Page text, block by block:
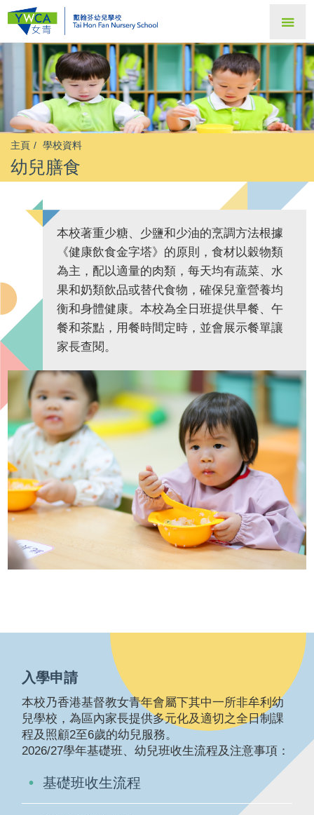
主頁 學校資料
幼兒膳食
本校著重少糖、少鹽和少油的烹調方法根據
《健康飲食金字塔》的原則，食材以穀物類
為主，配以適量的肉類，每天均有蔬菜、水
果和奶類飲品或替代食物，確保兒童營養均
衡和身體健康。本校為全日班提供早餐、午
餐和茶點，用餐時間定時，並會展示餐單讓
家長查閱。
入學申請
本校乃香港基督教女青年會屬下其中一所非牟利幼
兒學校，為區內家長提供多元化及適切之全日制課
程及照顧2至6歲的幼兒服務。
2026/27學年基礎班、幼兒班收生流程及注意事項：
基礎班收生流程